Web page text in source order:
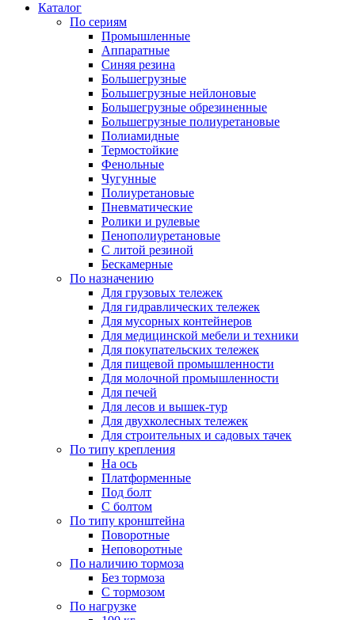
Каталог
По сериям
Промышленные
Аппаратные
Синяя резина
Большегрузные
Большегрузные нейлоновые
Большегрузные обрезиненные
Большегрузные полиуретановые
Полиамидные
Термостойкие
Фенольные
Чугунные
Полиуретановые
Пневматические
Ролики и рулевые
Пенополиуретановые
С литой резиной
Бескамерные
По назначению
Для грузовых тележек
Для гидравлических тележек
Для мусорных контейнеров
Для медицинской мебели и техники
Для покупательских тележек
Для пищевой промышленности
Для молочной промышленности
Для печей
Для лесов и вышек-тур
Для двухколесных тележек
Для строительных и садовых тачек
По типу крепления
На ось
Платформенные
Под болт
С болтом
По типу кронштейна
Поворотные
Неповоротные
По наличию тормоза
Без тормоза
С тормозом
По нагрузке